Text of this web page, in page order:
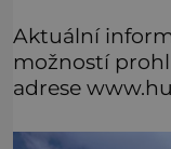
Aktuální
možností
adrese